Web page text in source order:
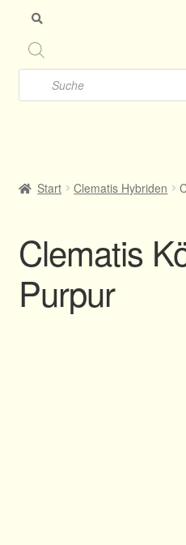
Products
search
Neu Katalog online 2025
Kontakt
Start Clematis Hybriden
Clematis
Purpur